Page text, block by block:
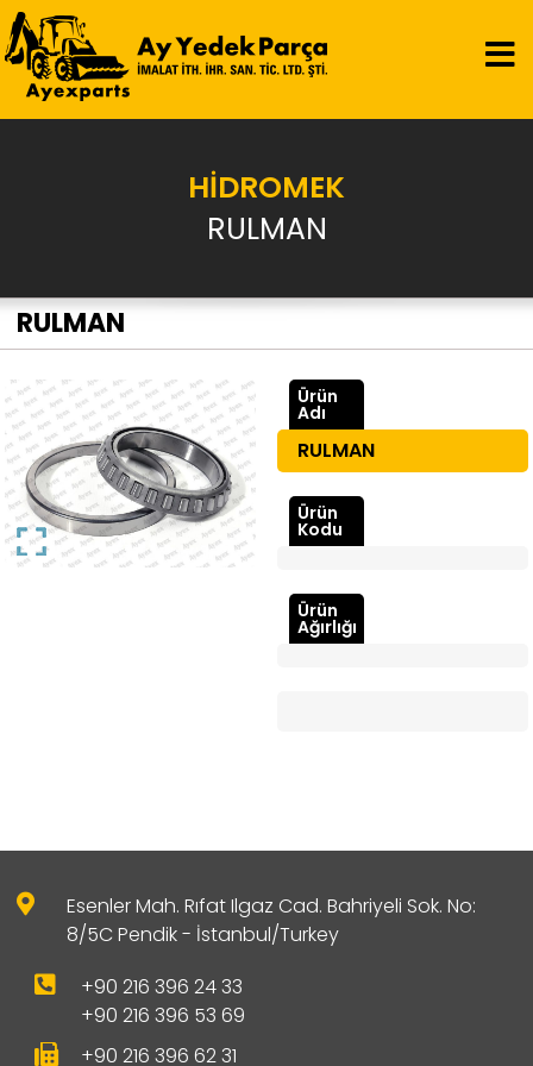
HİDROMEK
RULMAN
RULMAN
Ürün
Adı
RULMAN
Ürün
Kodu
Ürün
Ağırlığı
Esenler Mah. Rıfat Ilgaz Cad. Bahriyeli Sok. No:
8/5C Pendik - İstanbul/Turkey
+90 216 396 24 33
+90 216 396 53 69
+90 216 396 62 31